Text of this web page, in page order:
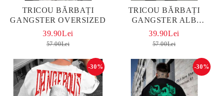
TRICOU BĂRBAȚI
GANGSTER OVERSIZED
39.90Lei
57.00Lei
TRICOU BĂRBAȚI
GANGSTER ALB
OVERSIZED
39.90Lei
57.00Lei
-30% -30%